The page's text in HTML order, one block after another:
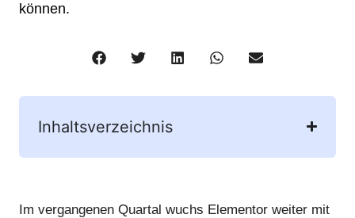
können.
Inhaltsverzeichnis
Im vergangenen Quartal wuchs Elementor weiter mit